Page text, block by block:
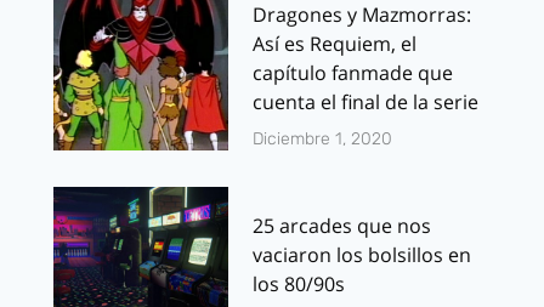
Dragones y Mazmorras:
Así es Requiem, el
capítulo fanmade que
cuenta el final de la serie
Diciembre 1, 2020
25 arcades que nos
vaciaron los bolsillos en
los 80/90s